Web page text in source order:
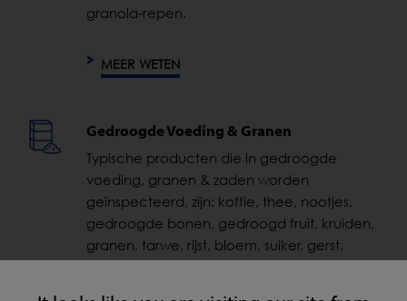
granola-repen.
MEER WETEN
Gedroogde Voeding & Granen
Typische producten die in gedroogde
voeding, granen & zaden worden
geïnspecteerd, zijn: koffie, thee, nootjes,
gedroogde bonen, gedroogd fruit, kruiden,
granen, tarwe, rijst, bloem, suiker, gerst,